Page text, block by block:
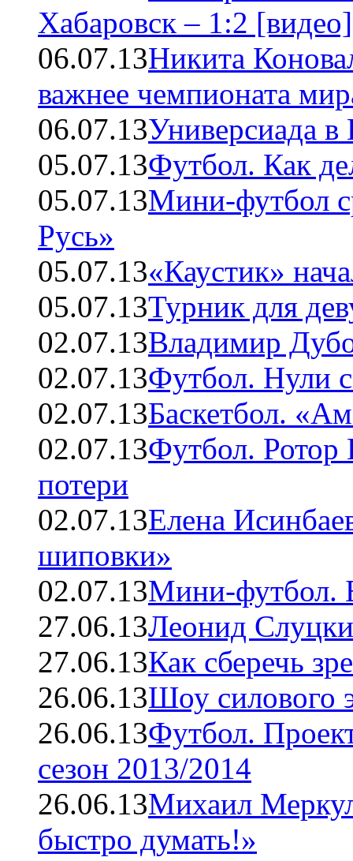
Хабаровск – 1:2 [видео]
06.07.13Никита
важнее чемпионата
06.07.13Универсиада
05.07.13Футбол. Как
05.07.13Мини-футбол
Русь»
05.07.13«Каустик»
05.07.13Турник для
02.07.13Владимир
02.07.13Футбол. Нули
02.07.13Баскетбол.
02.07.13Футбол. Ротор
потери
02.07.13Елена
шиповки»
02.07.13Мини-футбол.
27.06.13Леонид
27.06.13Как сберечь
26.06.13Шоу силового
26.06.13Футбол.
сезон 2013/2014
26.06.13Михаил
быстро думать!»